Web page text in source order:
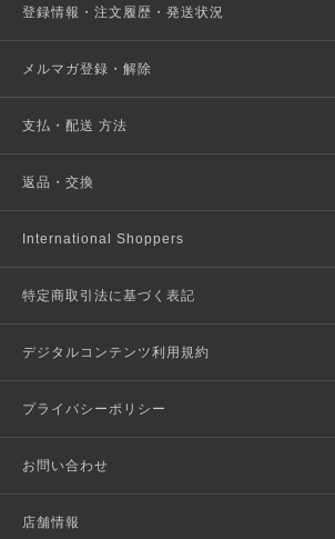
登録情報・注文履歴・発送状況
メルマガ登録・解除
支払・配送 方法
返品・交換
International Shoppers
特定商取引法に基づく表記
デジタルコンテンツ利用規約
プライバシーポリシー
お問い合わせ
店舗情報